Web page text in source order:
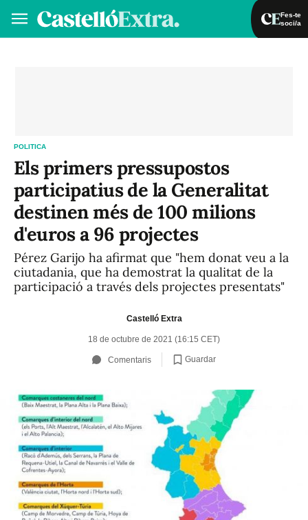
Fes-te
soci/a
POLITICA
Els primers pressupostos
participatius de la Generalitat
destinen més de 100 milions
d'euros a 96 projectes
Pérez Garijo ha afirmat que "hem donat veu a la
ciutadania, que ha demostrat la qualitat de la
participació a través dels projectes presentats"
Castelló Extra
18 de octubre de 2021 (16:15 CET)
Comentaris Guardar